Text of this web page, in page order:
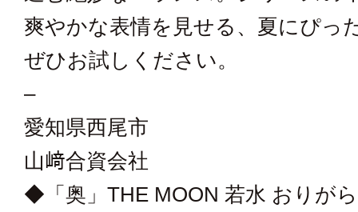
爽やかな表情を見せる、夏にぴっ
ぜひお試しください。
–
愛知県西尾市
山﨑合資会社
◆「奥」THE MOON 若水 おりが